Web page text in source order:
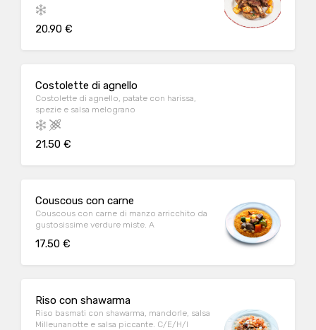
griglia. A
20.90 €
Costolette di agnello
Costolette di agnello, patate con harissa,
spezie e salsa melograno
21.50 €
Couscous con carne
Couscous con carne di manzo arricchito da
gustosissime verdure miste. A
17.50 €
Riso con shawarma
Riso basmati con shawarma, mandorle, salsa
Milleunanotte e salsa piccante. C/E/H/I